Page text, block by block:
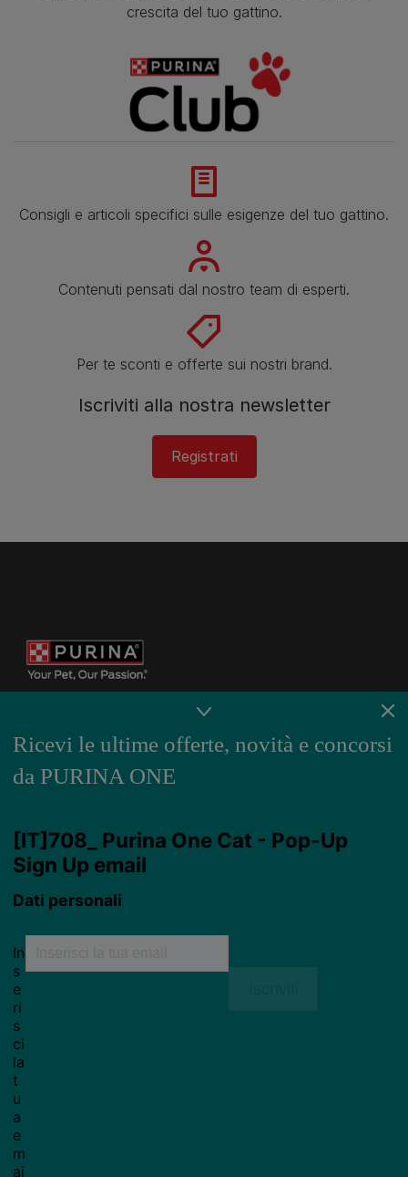
crescita del tuo gattino.
Consigli e articoli specifici sulle esigenze del tuo gattino.
Contenuti pensati dal nostro team di esperti.
Per te sconti e offerte sui nostri brand.
Iscriviti alla nostra newsletter
Registrati
Ricevi le ultime offerte, novità e concorsi
da PURINA ONE
For our partners